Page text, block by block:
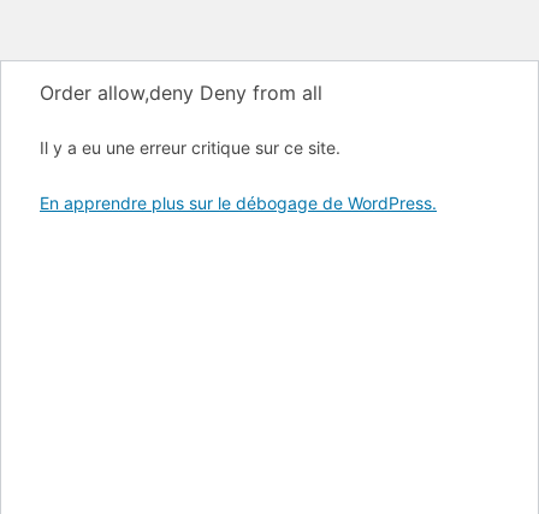
Order allow,deny Deny from all
Il y a eu une erreur critique sur ce site.
En apprendre plus sur le débogage de WordPress.